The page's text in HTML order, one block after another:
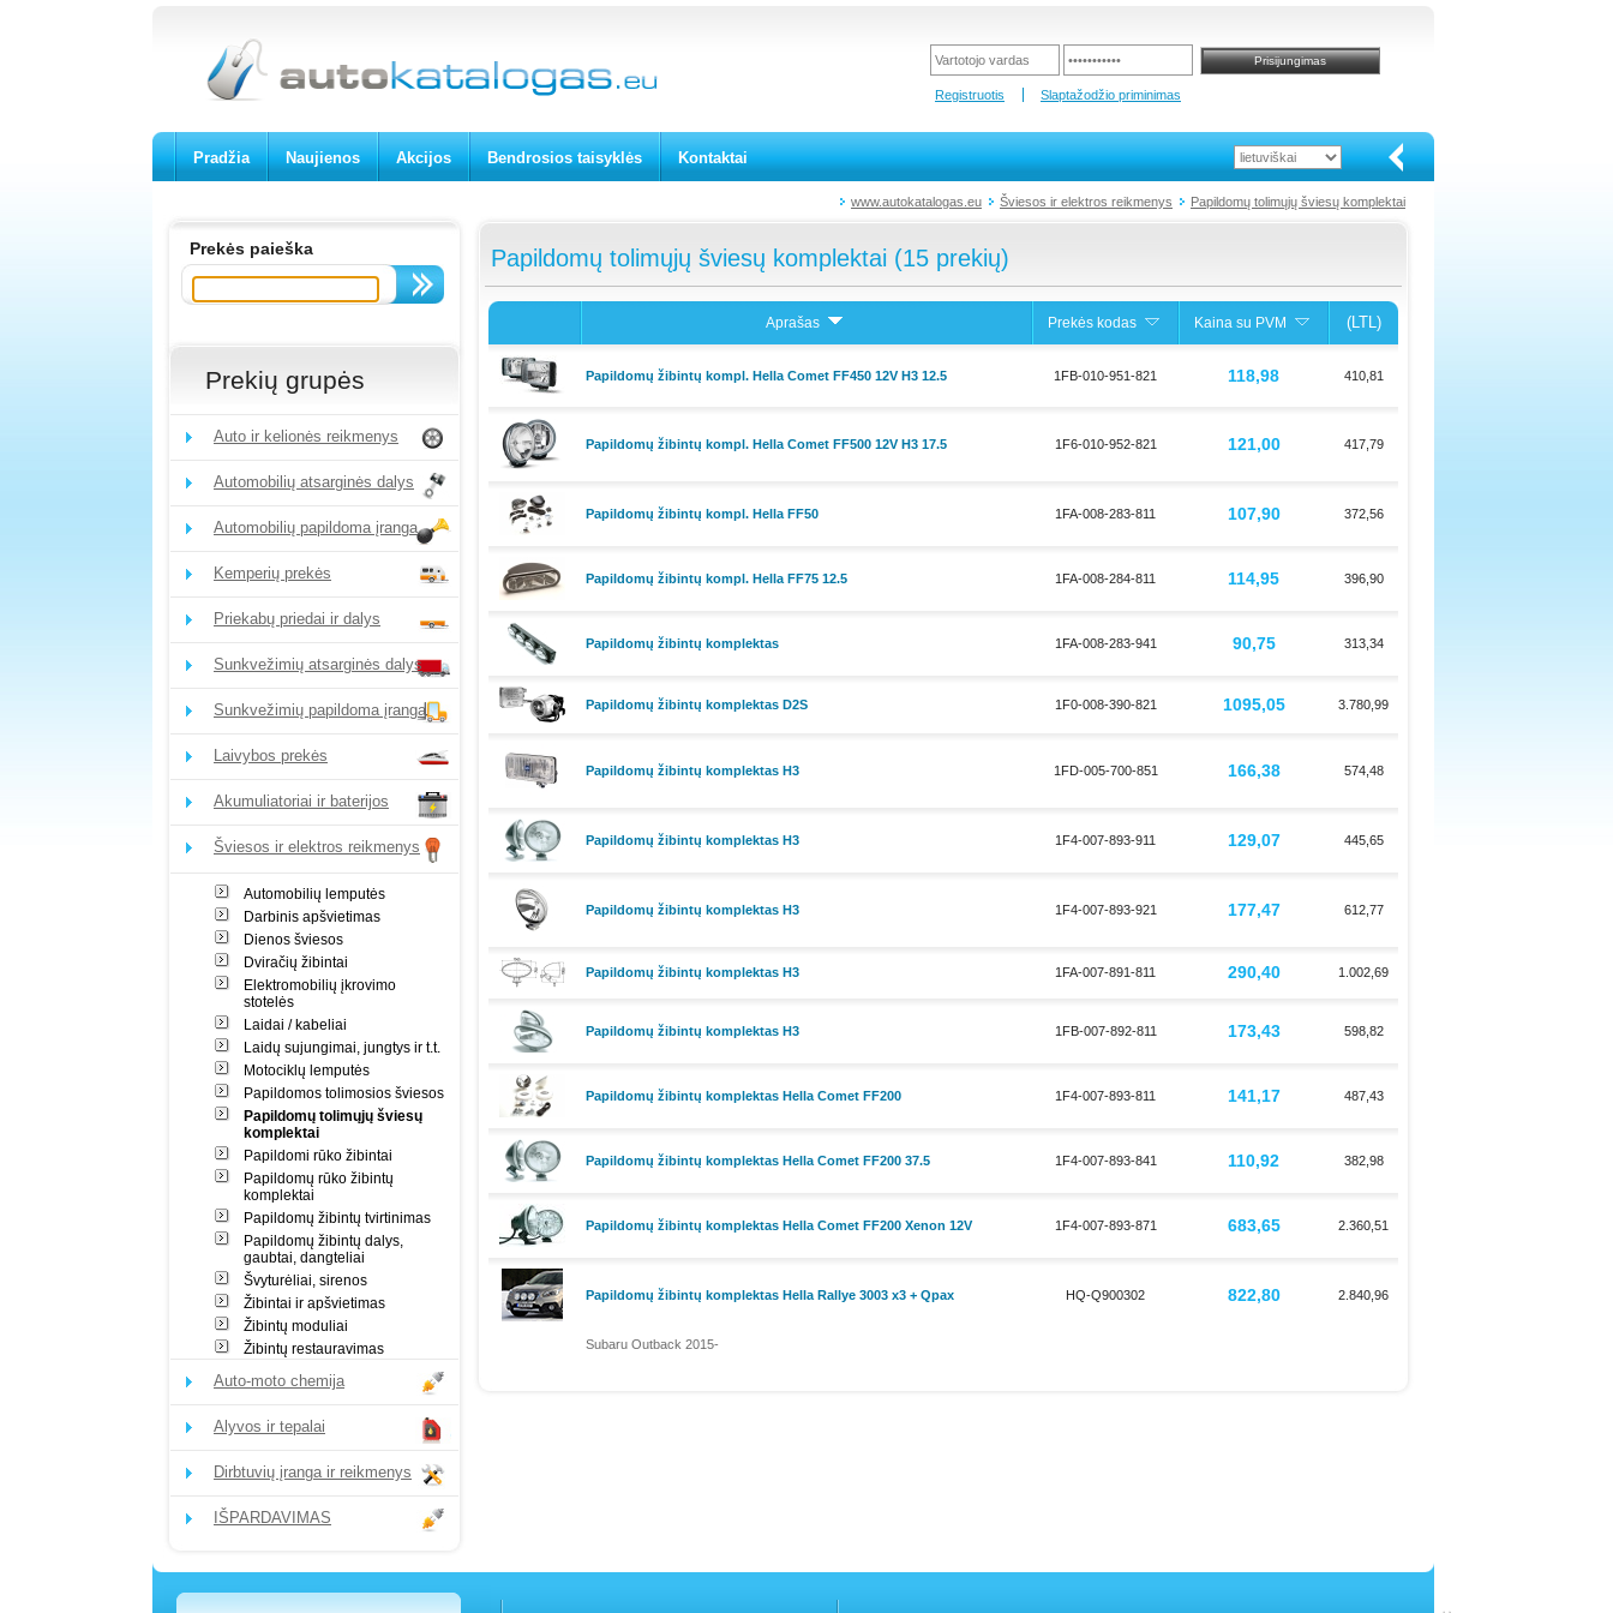
Registruotis Slaptažodžio priminimas
Pradžia Naujienos Akcijos Bendrosios taisyklės Kontaktai
www.autokatalogas.eu Šviesos ir elektros reikmenys Papildomų tolimųjų šviesų komplektai
Prekės paieška
Prekių grupės
Auto ir kelionės reikmenys
Automobilių atsarginės dalys
Automobilių papildoma įranga
Kemperių prekės
Priekabų priedai ir dalys
Sunkvežimių atsarginės dalys
Sunkvežimių papildoma įranga
Laivybos prekės
Akumuliatoriai ir baterijos
Šviesos ir elektros reikmenys
Automobilių lemputės
Darbinis apšvietimas
Dienos šviesos
Dviračių žibintai
Elektromobilių įkrovimo
stotelės
Laidai / kabeliai
Laidų sujungimai, jungtys ir t.t.
Motociklų lemputės
Papildomos tolimosios šviesos
Papildomų tolimųjų šviesų
komplektai
Papildomi rūko žibintai
Papildomų rūko žibintų
komplektai
Papildomų žibintų tvirtinimas
Papildomų žibintų dalys,
gaubtai, dangteliai
Švyturėliai, sirenos
Žibintai ir apšvietimas
Žibintų moduliai
Žibintų restauravimas
Auto-moto chemija
Alyvos ir tepalai
Dirbtuvių įranga ir reikmenys
IŠPARDAVIMAS
Papildomų tolimųjų šviesų komplektai (15 prekių)
Aprašas Prekės kodas Kaina su PVM (LTL)
Papildomų žibintų kompl. Hella Comet FF450 12V H3 12.5 1FB-010-951-821 118,98 410,81
Papildomų žibintų kompl. Hella Comet FF500 12V H3 17.5 1F6-010-952-821 121,00 417,79
Papildomų žibintų kompl. Hella FF50 1FA-008-283-811 107,90 372,56
Papildomų žibintų kompl. Hella FF75 12.5 1FA-008-284-811 114,95 396,90
Papildomų žibintų komplektas 1FA-008-283-941 90,75 313,34
Papildomų žibintų komplektas D2S 1F0-008-390-821 1095,05 3.780,99
Papildomų žibintų komplektas H3 1FD-005-700-851 166,38 574,48
Papildomų žibintų komplektas H3 1F4-007-893-911 129,07 445,65
Papildomų žibintų komplektas H3 1F4-007-893-921 177,47 612,77
Papildomų žibintų komplektas H3 1FA-007-891-811 290,40 1.002,69
Papildomų žibintų komplektas H3 1FB-007-892-811 173,43 598,82
Papildomų žibintų komplektas Hella Comet FF200 1F4-007-893-811 141,17 487,43
Papildomų žibintų komplektas Hella Comet FF200 37.5 1F4-007-893-841 110,92 382,98
Papildomų žibintų komplektas Hella Comet FF200 Xenon 12V 1F4-007-893-871 683,65 2.360,51
Papildomų žibintų komplektas Hella Rallye 3003 x3 + Qpax HQ-Q900302 822,80 2.840,96
Subaru Outback 2015-